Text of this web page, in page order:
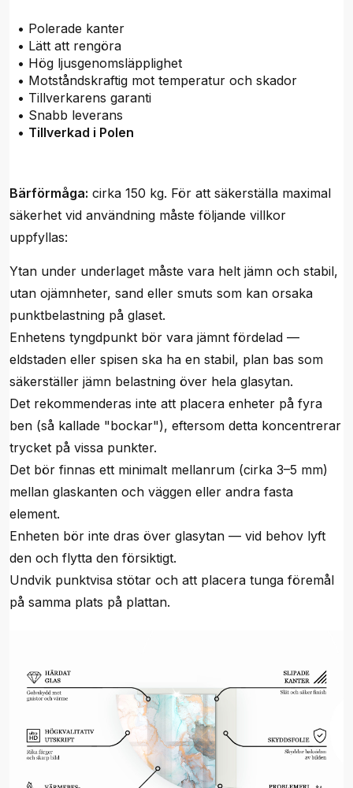
• Polerade kanter
• Lätt att rengöra
• Hög ljusgenomsläpplighet
• Motståndskraftig mot temperatur och skador
• Tillverkarens garanti
• Snabb leverans
• Tillverkad i Polen
Bärförmåga: cirka 150 kg. För att säkerställa maximal
säkerhet vid användning måste följande villkor
uppfyllas:
Ytan under underlaget måste vara helt jämn och stabil,
utan ojämnheter, sand eller smuts som kan orsaka
punktbelastning på glaset.
Enhetens tyngdpunkt bör vara jämnt fördelad —
eldstaden eller spisen ska ha en stabil, plan bas som
säkerställer jämn belastning över hela glasytan.
Det rekommenderas inte att placera enheter på fyra
ben (så kallade "bockar"), eftersom detta koncentrerar
trycket på vissa punkter.
Det bör finnas ett minimalt mellanrum (cirka 3–5 mm)
mellan glaskanten och väggen eller andra fasta
element.
Enheten bör inte dras över glasytan — vid behov lyft
den och flytta den försiktigt.
Undvik punktvisa stötar och att placera tunga föremål
på samma plats på plattan.